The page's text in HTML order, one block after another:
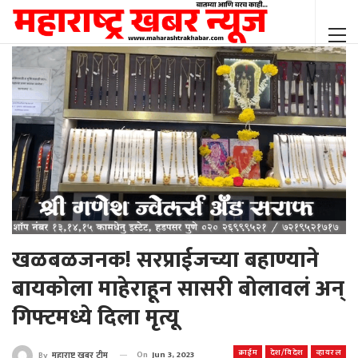
खळबळजनक! सरप्राईजच्या बहाण्याने
बायकोला माहेराहून सासरी बोलावलं अन्
गिफ्टमध्ये दिला मृत्यू
क्राईम देश/विदेश व्हायरल
On Jun 3, 2023